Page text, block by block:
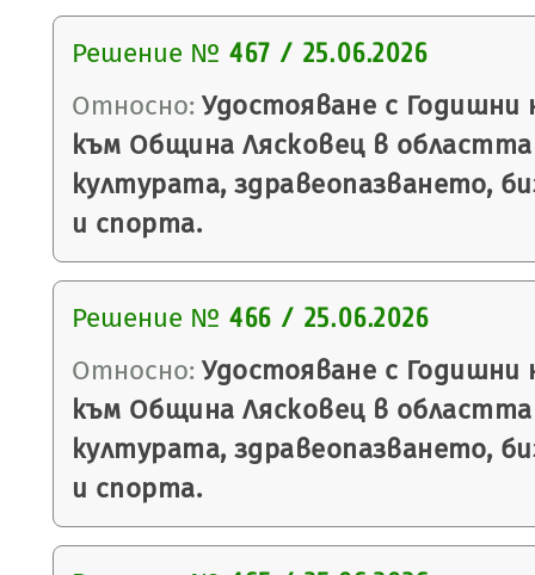
Решение № 467 / 25.06.2026
Относно: Удостояване с Годишни
към Община Лясковец в
културата, здравеопазването,
и спорта.
Решение № 466 / 25.06.2026
Относно: Удостояване с Годишни
към Община Лясковец в
културата, здравеопазването,
и спорта.